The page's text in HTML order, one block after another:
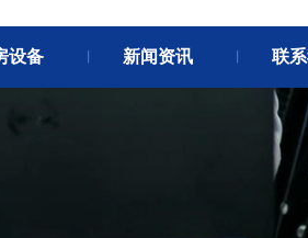
设备 新闻资讯 联